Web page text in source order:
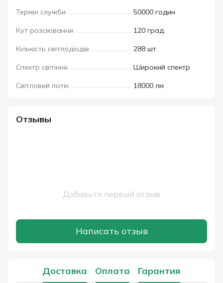
Термін служби 50000 годин
Кут розсіювання 120 град.
Кількість світлодіодів 288 шт.
Спектр світіння Широкий спектр
Світловий потік 18000 лм
Отзывы
Добавьте первый отзыв
Написать отзыв
Доставка Оплата Гарантия